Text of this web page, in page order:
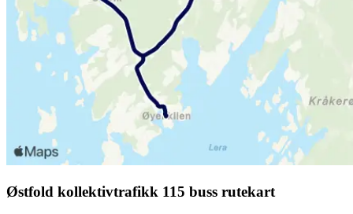
Østfold kollektivtrafikk 115 buss rutekart